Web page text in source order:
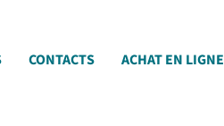
CONTACTS ACHAT EN LIGNE